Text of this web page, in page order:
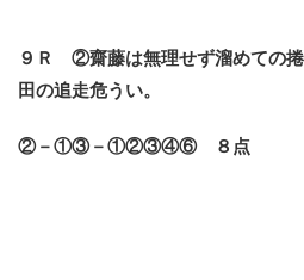
９Ｒ ②齋藤は無理せず溜めての
田の追走危うい。
②－①③－①②③④⑥ ８点